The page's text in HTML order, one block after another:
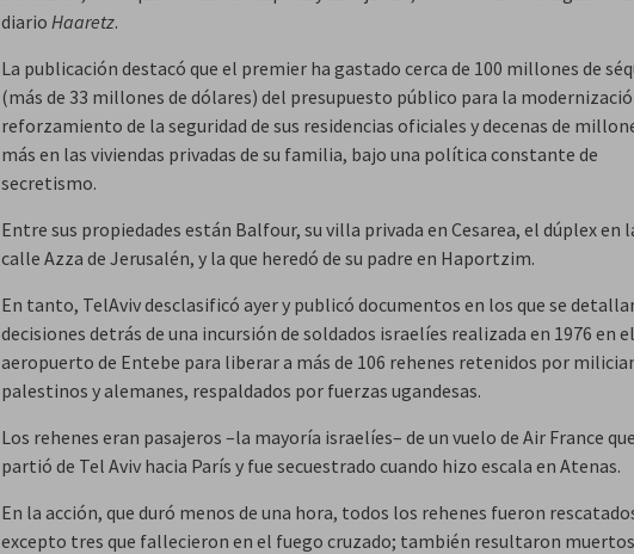
diario Haaretz.
La publicación destacó que el premier ha gastado cerca de 100 millones de
(más de 33 millones de dólares) del presupuesto público para la
reforzamiento de la seguridad de sus residencias oficiales y decenas de
más en las viviendas privadas de su familia, bajo una política constante de
secretismo.
Entre sus propiedades están Balfour, su villa privada en Cesarea, el dúplex en
calle Azza de Jerusalén, y la que heredó de su padre en Haportzim.
En tanto, TelAviv desclasificó ayer y publicó documentos en los que se
decisiones detrás de una incursión de soldados israelíes realizada en 1976 en el
aeropuerto de Entebe para liberar a más de 106 rehenes retenidos por
palestinos y alemanes, respaldados por fuerzas ugandesas.
Los rehenes eran pasajeros –la mayoría israelíes– de un vuelo de Air France que
partió de Tel Aviv hacia París y fue secuestrado cuando hizo escala en Atenas.
En la acción, que duró menos de una hora, todos los rehenes fueron
excepto tres que fallecieron en el fuego cruzado; también resultaron